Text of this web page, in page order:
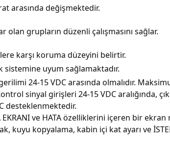
arasında değişmektedir.
grupların düzenli çalışmasını sağlar.
karşı koruma düzeyini belirtir.
sistemine uyum sağlamaktadır.
24-15 VDC arasında olmalıdır.
sinyal girişleri 24-15 VDC aralığında,
desteklenmektedir.
ve HATA özelliklerini içeren bir
kuyu kopyalama, kabin içi kat ayarı ve